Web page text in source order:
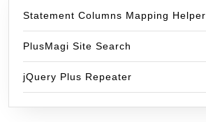
Statement Columns Mapping Helper
PlusMagi Site Search
jQuery Plus Repeater